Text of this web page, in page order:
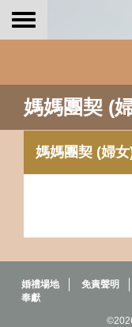
Toggle
媽媽團契 (
媽媽團契 (婦女
婚禮場地 免責聲明
奉獻